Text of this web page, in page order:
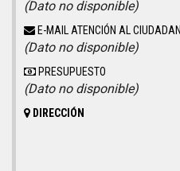
(Dato no disponible)
E-MAIL ATENCIÓN AL
(Dato no disponible)
PRESUPUESTO
(Dato no disponible)
DIRECCIÓN